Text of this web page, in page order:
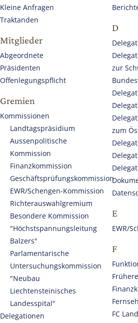
Kleine Anfragen
Traktanden
Mitglieder
Abgeordnete
Präsidenten
Offenlegungspflicht
Gremien
Kommissionen
Landtagspräsidium
Aussenpolitische
Kommission
Finanzkommission
Geschäftsprüfungskommission
EWR/Schengen-Kommission
Richterauswahlgremium
Besondere Kommission
"Höchstspannungsleitung
Balzers"
Parlamentarische
Untersuchun­gskommission
"Neubau
Liechtensteinisches
Landesspital"
Delegationen
D
zur
zum
E
EWR/
F
FC